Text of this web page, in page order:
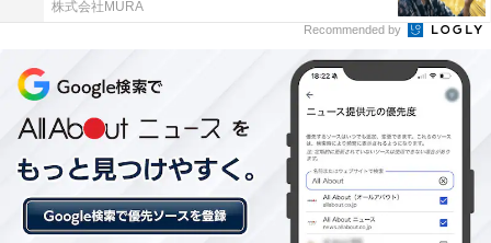
View this post on Instagram
株式会社MURA
Recommended by